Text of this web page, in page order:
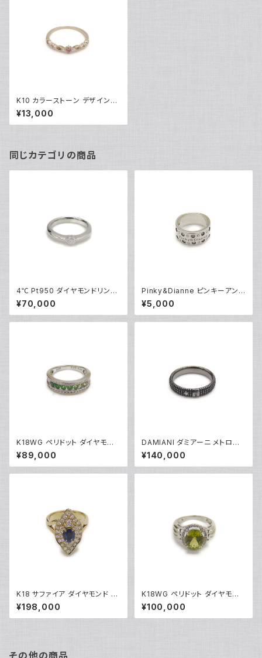
K10 カラーストーン デザインリ
ング 10金 指輪 8号 Y04857
¥13,000
同じカテゴリの商品
4℃ Pt950 ダイヤモンドリング
[True Love] プラチナ 指輪 8
号 Y05242
¥70,000
Pinky&Dianne ピンキーアンド
ダイアン シルバーリング 指輪 9
号 Y04624
¥5,000
K18WG ペリドット ダイヤモンド
デザインリング 18金 ホワイトゴ
ールド 指輪 12号 Y05244
¥89,000
DAMIANI ダミアーニ メトロポ
リタンドリーム 1Pダイヤモンド
リング K18WG 18金 指輪 17号
Y05256
¥140,000
K18 サファイア ダイヤモンド デ
ザインリング 18金 指輪 12号 Y
05246
¥198,000
K18WG ペリドット ダイヤモンド
デザインリング 18金 ホワイトゴ
ールド 指輪 9号 Y04916
¥100,000
その他の商品